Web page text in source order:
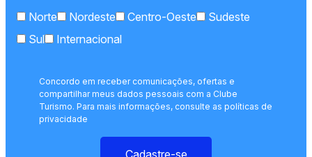
Norte Nordeste Centro-Oeste
Sudeste
Sul
Internacional
Concordo em receber comunicações, ofertas e
compartilhar meus dados pessoais com a Clube
Turismo. Para mais informações, consulte as políticas de
privacidade
Cadastre-se